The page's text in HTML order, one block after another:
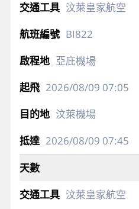
汶萊皇家航空
BI822
亞庇機場
2026/08/09 07:05
汶萊機場
2026/08/09 07:45
汶萊皇家航空